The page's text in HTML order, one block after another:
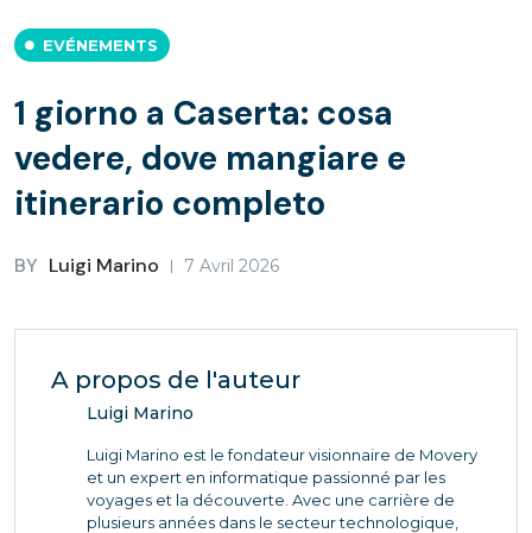
EVÉNEMENTS
1 giorno a Caserta: cosa
vedere, dove mangiare e
itinerario completo
BY Luigi Marino 7 Avril 2026
A propos de l'auteur
Luigi Marino
Luigi Marino est le fondateur visionnaire de Movery
et un expert en informatique passionné par les
voyages et la découverte. Avec une carrière de
plusieurs années dans le secteur technologique,